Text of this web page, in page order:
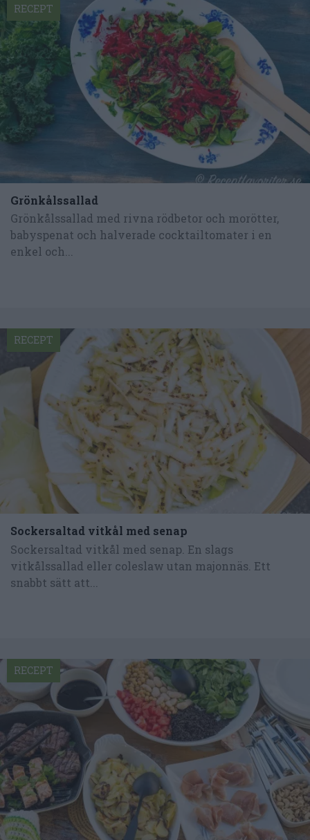
Grönkålssallad
Grönkålssallad med rivna rödbetor och morötter,
babyspenat och halverade cocktailtomater i en
enkel och...
RECEPT
Sockersaltad vitkål med senap
Sockersaltad vitkål med senap. En slags
vitkålssallad eller coleslaw utan majonnäs. Ett
snabbt sätt att...
RECEPT
RECEPT